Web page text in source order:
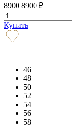
8900 8900 ₽
Купить
46
48
50
52
54
56
58